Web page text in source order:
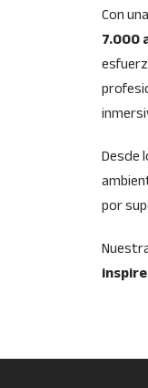
Con
7.000
Desde
por